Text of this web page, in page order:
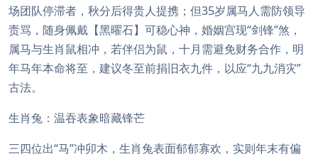
场团队停滞者，秋分后得贵人提携；但35岁属马人需防领导
责骂，随身佩戴【黑曜石】可稳心神，婚姻宫现“剑锋”煞，
属马与生肖鼠相冲，若伴侣为鼠，十月需避免财务合作，明
年马年本命将至，建议冬至前捐旧衣九件，以应“九九消灾”
古法。
生肖兔：温吞表象暗藏锋芒
三四位出“马”冲卯木，生肖兔表面郁郁寡欢，实则年末有偏